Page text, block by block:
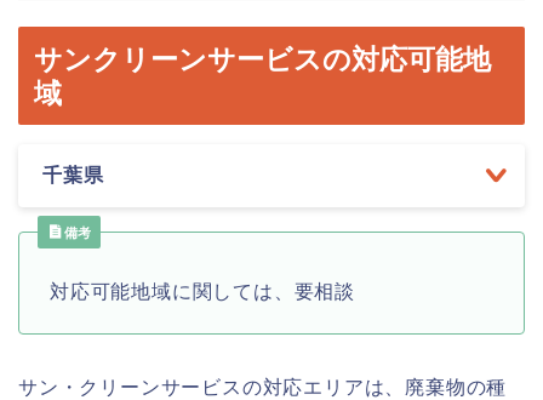
サンクリーンサービスの対応可能地
域
千葉県
備考
対応可能地域に関しては、要相談
サン・クリーンサービスの対応エリアは、廃棄物の種